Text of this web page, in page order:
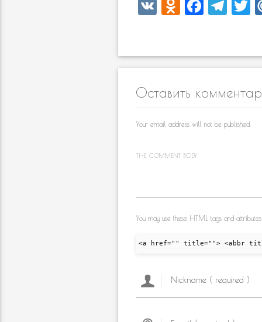
V O
o
as
s
ki
F
b
o
k
T
gr
m
T
Оставить
Your email address will not be published.
THE COMMENT BODY
You may use these HTML tags and attributes:
<a href="" title=""> <abbr